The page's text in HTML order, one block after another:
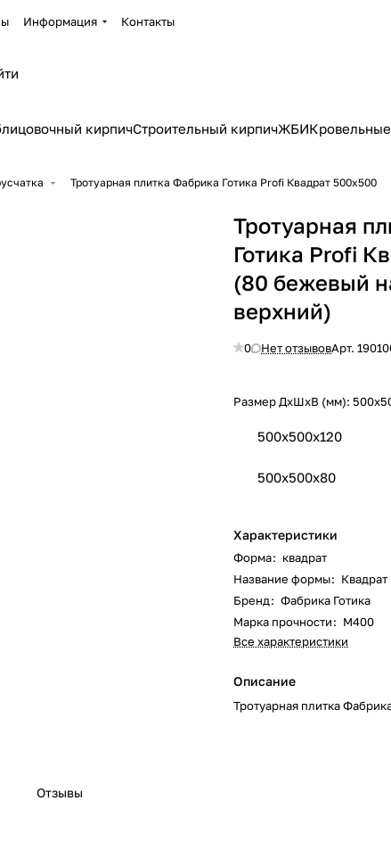
Информация Контакты
кирпичСтроительный кирпичЖБИ
Тротуарная плитка Фабрика Готика Profi Квадрат 500x500
Тротуарная
Готика Profi
(80 бежевый
верхний)
0 Нет отзывовАрт.
Размер ДхШхВ (мм):
500x500x120
500x500x80
Характеристики
Форма: квадрат
Название формы: Квадрат
Бренд: Фабрика Готика
Марка прочности: М400
Все характеристики
Описание
Тротуарная плитка
Отзывы